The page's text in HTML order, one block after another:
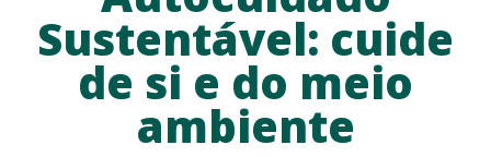
Sustentável: cuide
de si e do meio
ambiente